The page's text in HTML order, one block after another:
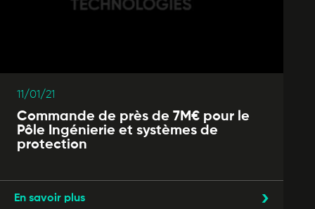
11/01/21
Commande de près de 7M€ pour le
Pôle Ingénierie et systèmes de
protection
En savoir plus